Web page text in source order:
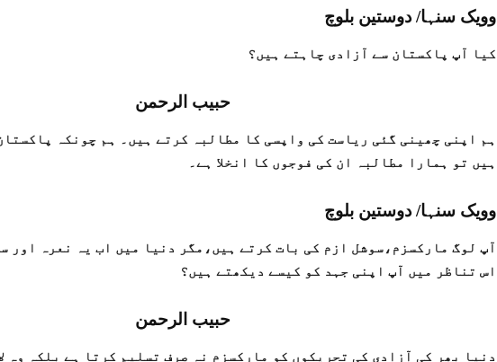
وویک سنہا/ دوستین بلوچ
کیا آپ پاکستان سے آزادی چاہتے ہیں؟
حبیب الرحمن
ہم اپنی چھینی گئی ریاست کی واپسی کا مطالبہ کرتے ہیں۔ ہم چونکہ
ہیں تو ہمارا مطالبہ ان کی فوجوں کا انخلا ہے۔
وویک سنہا/ دوستین بلوچ
آپ لوگ مارکسزم،سوشل ازم کی بات کرتے ہیں،مگر دنیا میں اب یہ نعرہ اور
اس تناظر میں آپ اپنی جہد کو کیسے دیکھتے ہیں؟
حبیب الرحمن
دنیا بھر کی آزادی کی تحریکوں کو مارکسزم نہ صرف تسلیم کرتا ہے بلکہ وہ